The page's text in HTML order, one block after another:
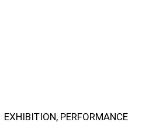
EXHIBITION, PERFORMANCE